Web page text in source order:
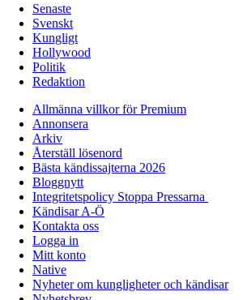
Senaste
Svenskt
Kungligt
Hollywood
Politik
Redaktion
Allmänna villkor för Premium
Annonsera
Arkiv
Återställ lösenord
Bästa kändissajterna 2026
Bloggnytt
Integritetspolicy Stoppa Pressarna
Kändisar A-Ö
Kontakta oss
Logga in
Mitt konto
Native
Nyheter om kungligheter och kändisar